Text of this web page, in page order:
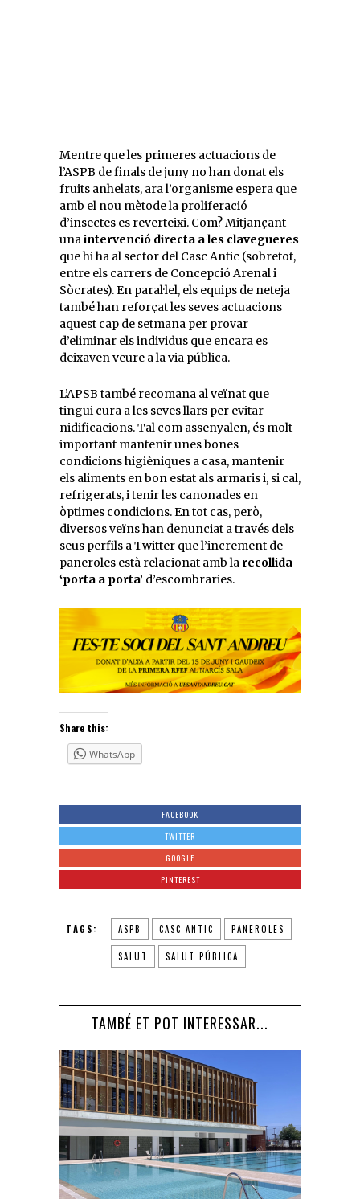
Mentre que les primeres actuacions de
l’ASPB de finals de juny no han donat els
fruits anhelats, ara l’organisme espera que
amb el nou mètode la proliferació
d’insectes es reverteixi. Com? Mitjançant
unaintervenció directa a les clavegueres
que hi ha al sector del Casc Antic (sobretot,
entre els carrers de Concepció Arenal i
Sòcrates). En paral·lel, els equips de neteja
també han reforçat les seves actuacions
aquest cap de setmana per provar
d’eliminar els individus que encara es
deixaven veure a la via pública.
L’APSB també recomana al veïnat que
tingui cura a les seves llars per evitar
nidificacions. Tal com assenyalen, és molt
important mantenir unes bones
condicions higièniques a casa, mantenir
els aliments en bon estat als armaris i, si cal,
refrigerats, i tenir les canonades en
òptimes condicions. En tot cas, però,
diversos veïns han denunciat a través dels
seus perfils a Twitter que l’increment de
paneroles està relacionat amb la recollida
‘porta a porta’ d’escombraries.
Share this:
WhatsApp
FACEBOOK
TWITTER
GOOGLE
PINTEREST
TAGS: ASPB CASC ANTIC PANEROLES
SALUT SALUT PÚBLICA
TAMBÉ ET POT INTERESSAR...